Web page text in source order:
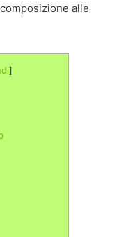
alle
]